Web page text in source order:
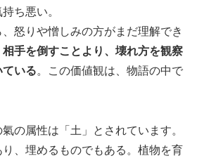
ち悪い。
怒りや憎しみの方がまだ理解でき
相手を倒すことより、壊れ方を観察
いる。この価値観は、物語の中で
の属性は「土」とされています。
、埋めるものでもある。植物を育